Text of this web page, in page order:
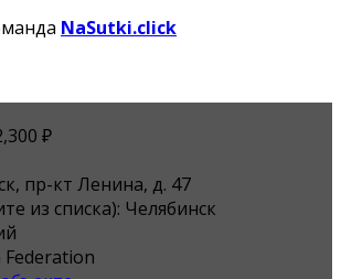
NaSutki.click
₽
пр-кт Ленина, д. 47
из списка): Челябинск
Federation